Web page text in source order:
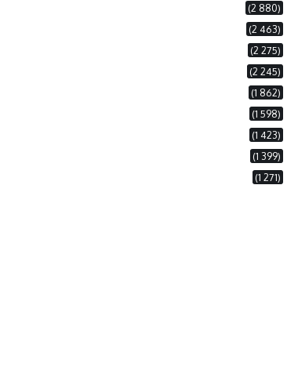
(2 880)
(2 463)
(2 275)
(2 245)
(1 862)
(1 598)
(1 423)
(1 399)
(1 271)